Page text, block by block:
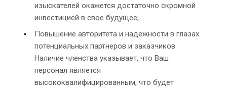
изыскателей окажется достаточно скромной
инвестицией в свое будущее;
Повышение авторитета и надежности в глазах
потенциальных партнеров и заказчиков.
Наличие членства указывает, что Ваш
персонал является
высококвалифицированным, что будет